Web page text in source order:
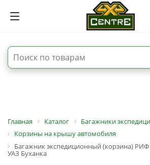
Главная Каталог
Багажники
Корзины на крышу автомобиля
Багажник экспедиционный (корзина) РИФ
УАЗ Буханка